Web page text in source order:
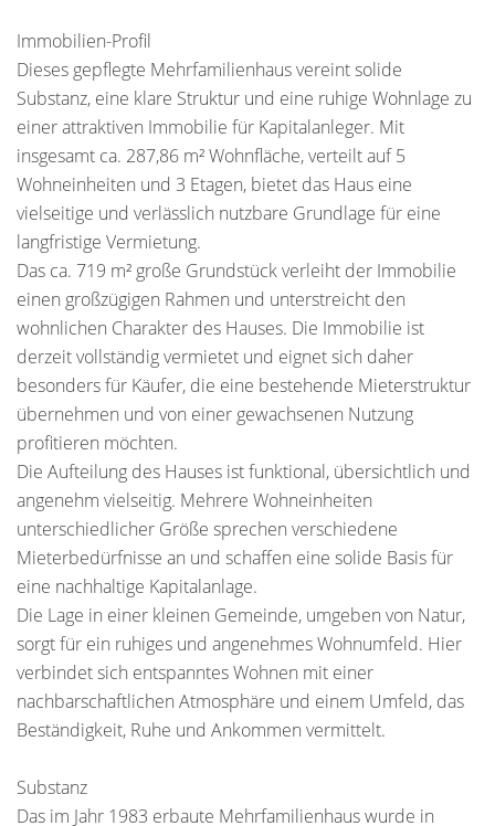
Immobilien-Profil
Dieses gepflegte Mehrfamilienhaus vereint solide
Substanz, eine klare Struktur und eine ruhige Wohnlage zu
einer attraktiven Immobilie für Kapitalanleger. Mit
insgesamt ca. 287,86 m² Wohnfläche, verteilt auf 5
Wohneinheiten und 3 Etagen, bietet das Haus eine
vielseitige und verlässlich nutzbare Grundlage für eine
langfristige Vermietung.
Das ca. 719 m² große Grundstück verleiht der Immobilie
einen großzügigen Rahmen und unterstreicht den
wohnlichen Charakter des Hauses. Die Immobilie ist
derzeit vollständig vermietet und eignet sich daher
besonders für Käufer, die eine bestehende Mieterstruktur
übernehmen und von einer gewachsenen Nutzung
profitieren möchten.
Die Aufteilung des Hauses ist funktional, übersichtlich und
angenehm vielseitig. Mehrere Wohneinheiten
unterschiedlicher Größe sprechen verschiedene
Mieterbedürfnisse an und schaffen eine solide Basis für
eine nachhaltige Kapitalanlage.
Die Lage in einer kleinen Gemeinde, umgeben von Natur,
sorgt für ein ruhiges und angenehmes Wohnumfeld. Hier
verbindet sich entspanntes Wohnen mit einer
nachbarschaftlichen Atmosphäre und einem Umfeld, das
Beständigkeit, Ruhe und Ankommen vermittelt.
Substanz
Das im Jahr 1983 erbaute Mehrfamilienhaus wurde in